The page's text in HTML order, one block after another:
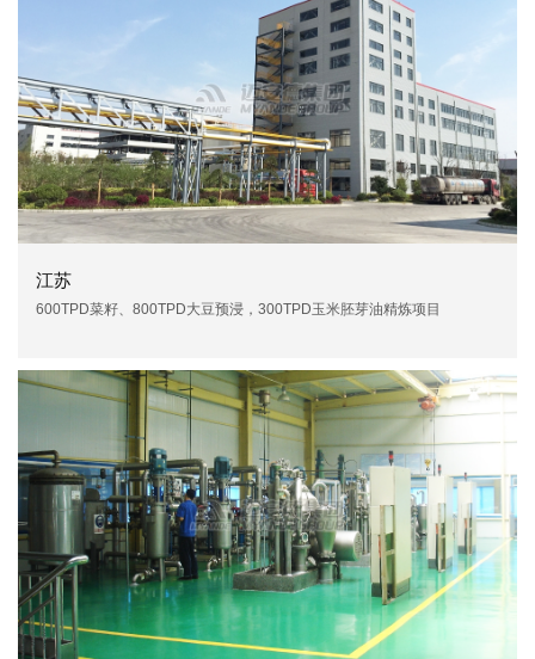
江苏
600TPD菜籽、800TPD大豆预浸，300TPD玉米胚芽油精炼项目